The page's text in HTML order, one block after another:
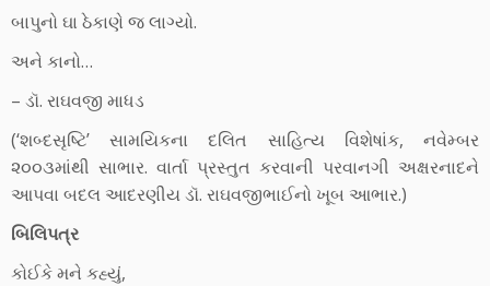
બાપુનો ઘા ઠેકાણે જ લાગ્યો.
અને કાનો…
– ડૉ. રાઘવજી માધડ
(‘શબ્દસૃષ્ટિ’ સામયિકના દલિત સાહિત્ય વિશેષાંક, નવેમ્બર
૨૦૦૩માંથી સાભાર. વાર્તા પ્રસ્તુત કરવાની પરવાનગી અક્ષરનાદને
આપવા બદલ આદરણીય ડૉ. રાઘવજીભાઈનો ખૂબ આભાર.)
બિલિપત્ર
કોઈકે મને કહ્યું,